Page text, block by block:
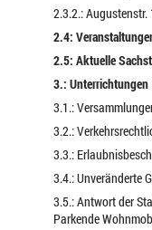
2.3.2.:
2.4:
2.5: Aktuelle
3.: Unterrichtungen
3.1.:
3.2.:
3.3.:
3.4.: Unveränderte
3.5.: Antwort der
Parkende